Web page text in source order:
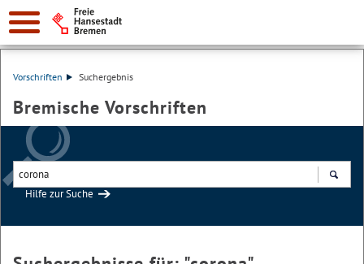
Vorschriften Suchergebnis
Bremische Vorschriften
Hilfe zur Suche